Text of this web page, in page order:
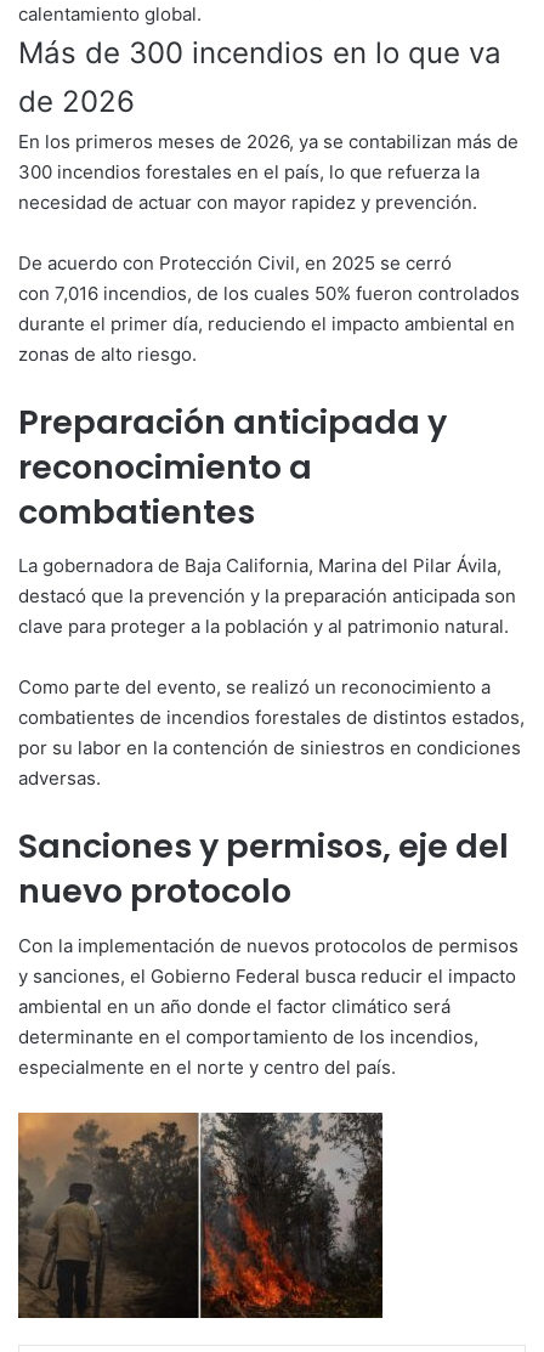
calentamiento global.
Más de 300 incendios en lo que va
de 2026
En los primeros meses de 2026, ya se contabilizan más de
300 incendios forestales en el país, lo que refuerza la
necesidad de actuar con mayor rapidez y prevención.
De acuerdo con Protección Civil, en 2025 se cerró
con 7,016 incendios, de los cuales 50% fueron controlados
durante el primer día, reduciendo el impacto ambiental en
zonas de alto riesgo.
Preparación anticipada y
reconocimiento a
combatientes
La gobernadora de Baja California, Marina del Pilar Ávila,
destacó que la prevención y la preparación anticipada son
clave para proteger a la población y al patrimonio natural.
Como parte del evento, se realizó un reconocimiento a
combatientes de incendios forestales de distintos estados,
por su labor en la contención de siniestros en condiciones
adversas.
Sanciones y permisos, eje del
nuevo protocolo
Con la implementación de nuevos protocolos de permisos
y sanciones, el Gobierno Federal busca reducir el impacto
ambiental en un año donde el factor climático será
determinante en el comportamiento de los incendios,
especialmente en el norte y centro del país.